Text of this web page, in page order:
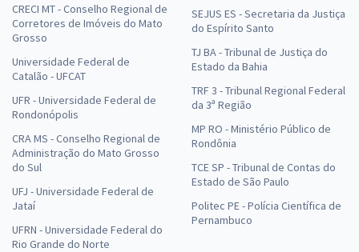
CRECI MT - Conselho Regional de
Corretores de Imóveis do Mato
Grosso
Universidade Federal de
Catalão - UFCAT
UFR - Universidade Federal de
Rondonópolis
CRA MS - Conselho Regional de
Administração do Mato Grosso
do Sul
UFJ - Universidade Federal de
Jataí
UFRN - Universidade Federal do
Rio Grande do Norte
SEJUS ES - Secretaria da Justiça
do Espírito Santo
TJ BA - Tribunal de Justiça do
Estado da Bahia
TRF 3 - Tribunal Regional Federal
da 3ª Região
MP RO - Ministério Público de
Rondônia
TCE SP - Tribunal de Contas do
Estado de São Paulo
Politec PE - Polícia Científica de
Pernambuco